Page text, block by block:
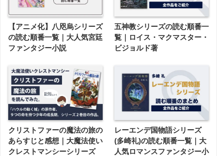
【アニメ化】八咫烏シリーズ
の読む順番一覧｜大人気宮廷
ファンタジー小説
五神教シリーズの読む順番一
覧｜ロイス・マクマスター・
ビジョルド著
クリストファーの魔法の旅の
あらすじと感想｜大魔法使い
クレストマンシーシリーズ
レーエンデ国物語シリーズ
(多崎礼)の読む順番一覧｜大
人気ロマンスファンタジー小